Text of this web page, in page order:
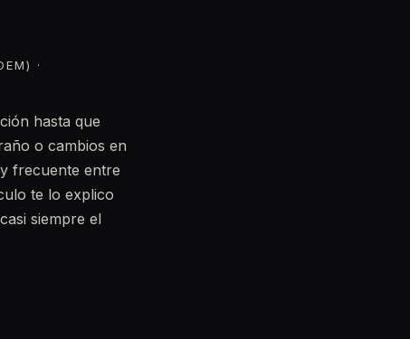
·
hasta que
o cambios en
frecuente entre
te lo explico
siempre el